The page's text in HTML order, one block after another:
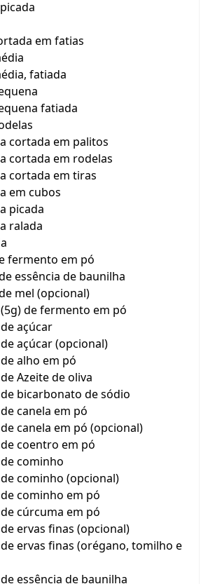
em fatias
fatiada
fatiada
cortada em palitos
cortada em rodelas
cortada em tiras
em cubos
picada
ralada
fermento em pó
essência de baunilha
mel (opcional)
de fermento em pó
açúcar
açúcar (opcional)
alho em pó
Azeite de oliva
bicarbonato de sódio
canela em pó
canela em pó (opcional)
coentro em pó
cominho
cominho (opcional)
cominho em pó
cúrcuma em pó
ervas finas (opcional)
ervas finas (orégano, tomilho e
essência de baunilha